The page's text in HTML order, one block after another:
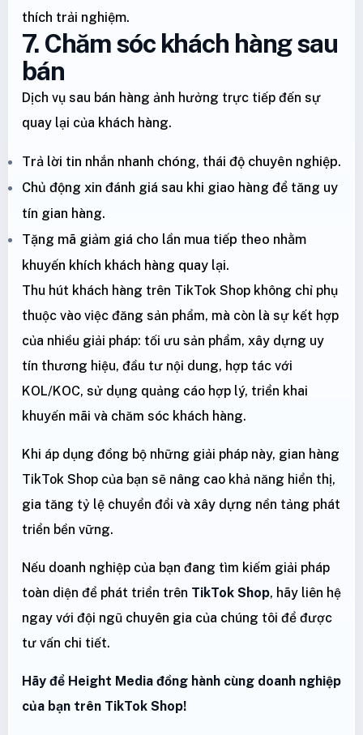
thích trải nghiệm.
7. Chăm sóc khách hàng sau
bán
Dịch vụ sau bán hàng ảnh hưởng trực tiếp đến sự
quay lại của khách hàng.
Trả lời tin nhắn nhanh chóng, thái độ chuyên nghiệp.
Chủ động xin đánh giá sau khi giao hàng để tăng uy
tín gian hàng.
Tặng mã giảm giá cho lần mua tiếp theo nhằm
khuyến khích khách hàng quay lại.
Thu hút khách hàng trên TikTok Shop không chỉ phụ
thuộc vào việc đăng sản phẩm, mà còn là sự kết hợp
của nhiều giải pháp: tối ưu sản phẩm, xây dựng uy
tín thương hiệu, đầu tư nội dung, hợp tác với
KOL/KOC, sử dụng quảng cáo hợp lý, triển khai
khuyến mãi và chăm sóc khách hàng.
Khi áp dụng đồng bộ những giải pháp này, gian hàng
TikTok Shop của bạn sẽ nâng cao khả năng hiển thị,
gia tăng tỷ lệ chuyển đổi và xây dựng nền tảng phát
triển bền vững.
Nếu doanh nghiệp của bạn đang tìm kiếm giải pháp
toàn diện để phát triển trên TikTok Shop, hãy liên hệ
ngay với đội ngũ chuyên gia của chúng tôi để được
tư vấn chi tiết.
Hãy để Height Media đồng hành cùng doanh nghiệp
của bạn trên TikTok Shop!